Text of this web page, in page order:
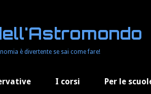
è divertente se sai come fare!
I corsi Per le